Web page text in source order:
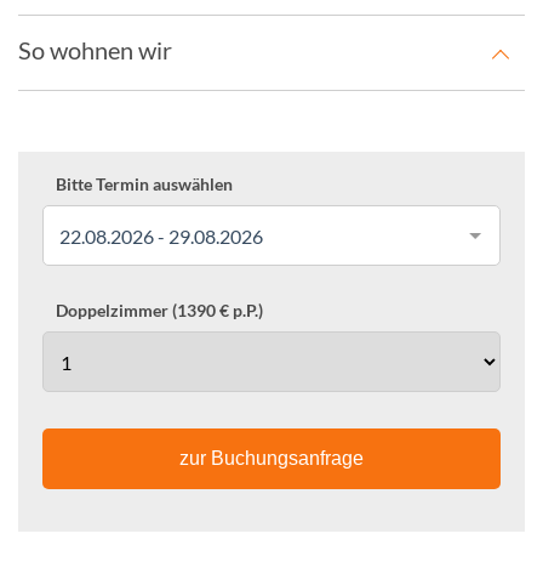
So wohnen wir
Bitte Termin auswählen
22.08.2026 - 29.08.2026
Doppelzimmer (1390 € p.P.)
zur Buchungsanfrage